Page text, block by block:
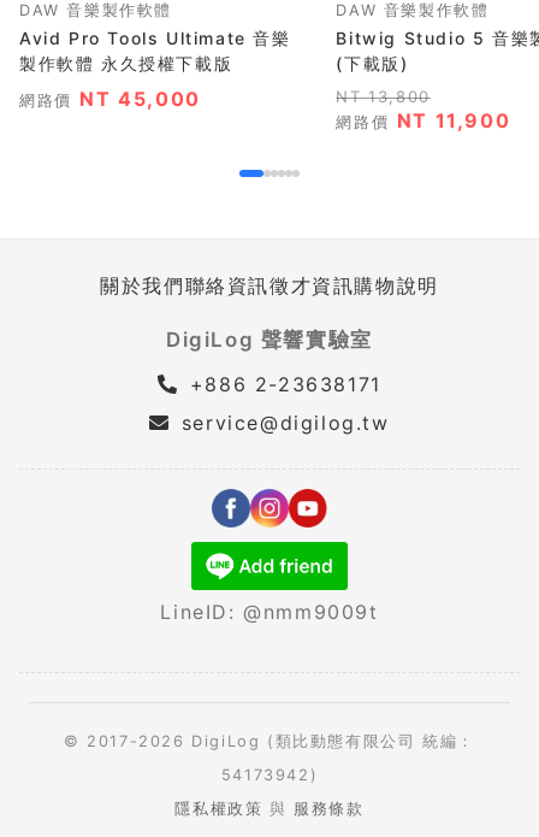
DAW 音樂製作軟體
Avid Pro Tools Ultimate 音樂
製作軟體 永久授權下載版
網路價 NT 45,000
DAW 音樂製作軟體
Bitwig Studio 5 音樂
(下載版)
NT 13,800
網路價 NT 11,900
關於我們聯絡資訊徵才資訊購物說明
DigiLog 聲響實驗室
+886 2-23638171
service@digilog.tw
LineID: @nmm9009t
© 2017-2026 DigiLog (類比動態有限公司 統編：
54173942)
隱私權政策 與 服務條款